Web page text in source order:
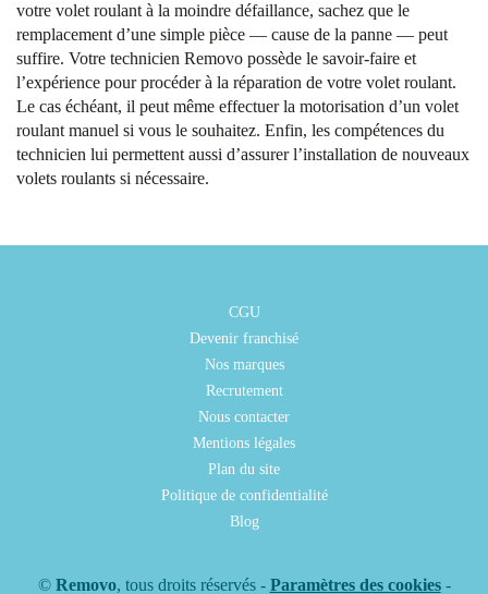
votre volet roulant à la moindre défaillance, sachez que le
remplacement d’une simple pièce — cause de la panne — peut
suffire. Votre technicien Removo possède le savoir-faire et
l’expérience pour procéder à la réparation de votre volet roulant.
Le cas échéant, il peut même effectuer la motorisation d’un volet
roulant manuel si vous le souhaitez. Enfin, les compétences du
technicien lui permettent aussi d’assurer l’installation de nouveaux
volets roulants si nécessaire.
CGU
Devenir franchisé
Nos marques
Recrutement
Nous contacter
Mentions légales
Plan du site
Politique de confidentialité
Blog
© Removo, tous droits réservés - Paramètres des cookies-